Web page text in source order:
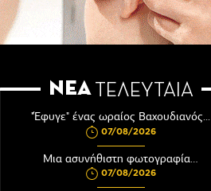
ΝΕΑ ΤΕΛΕΥΤΑΙΑ
"Έφυγε" ένας ωραίος Βαχουδιανός...
07/08/2026
Μια ασυνήθιστη φωτογραφία…
07/08/2026